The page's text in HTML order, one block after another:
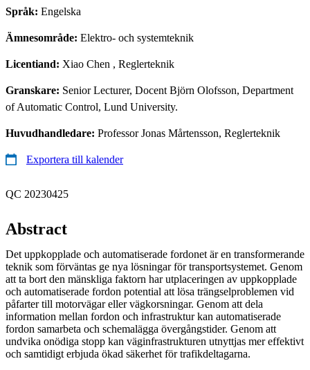
Språk: Engelska
Ämnesområde: Elektro- och systemteknik
Licentiand: Xiao Chen , Reglerteknik
Granskare: Senior Lecturer, Docent Björn Olofsson, Department
of Automatic Control, Lund University.
Huvudhandledare: Professor Jonas Mårtensson, Reglerteknik
Exportera till kalender
QC 20230425
Abstract
Det uppkopplade och automatiserade fordonet är en transformerande
teknik som förväntas ge nya lösningar för transportsystemet. Genom
att ta bort den mänskliga faktorn har utplaceringen av uppkopplade
och automatiserade fordon potential att lösa trängselproblemen vid
påfarter till motorvägar eller vägkorsningar. Genom att dela
information mellan fordon och infrastruktur kan automatiserade
fordon samarbeta och schemalägga övergångstider. Genom att
undvika onödiga stopp kan väginfrastrukturen utnyttjas mer effektivt
och samtidigt erbjuda ökad säkerhet för trafikdeltagarna.